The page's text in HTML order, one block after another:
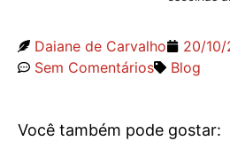
Daiane de Carvalho
20/
Sem Comentários
Blog
Você também pode gostar: